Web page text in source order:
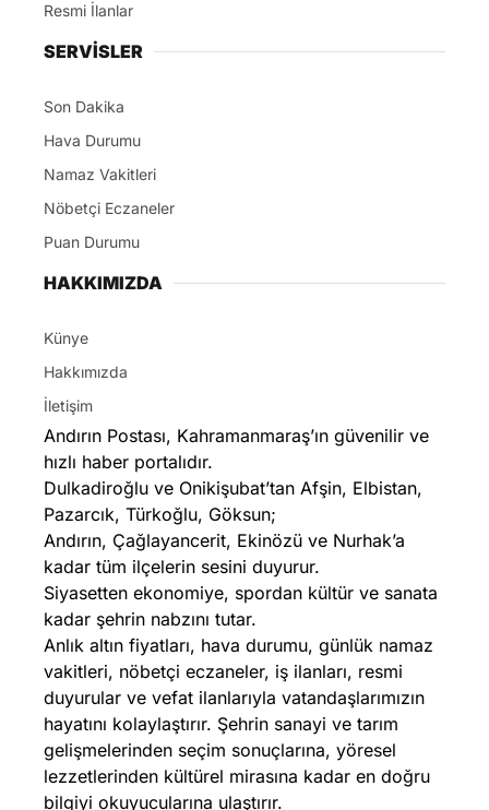
Resmi İlanlar
SERVİSLER
Son Dakika
Hava Durumu
Namaz Vakitleri
Nöbetçi Eczaneler
Puan Durumu
HAKKIMIZDA
Künye
Hakkımızda
İletişim
Andırın Postası, Kahramanmaraş’ın güvenilir ve
hızlı haber portalıdır.
Dulkadiroğlu ve Onikişubat’tan Afşin, Elbistan,
Pazarcık, Türkoğlu, Göksun;
Andırın, Çağlayancerit, Ekinözü ve Nurhak’a
kadar tüm ilçelerin sesini duyurur.
Siyasetten ekonomiye, spordan kültür ve sanata
kadar şehrin nabzını tutar.
Anlık altın fiyatları, hava durumu, günlük namaz
vakitleri, nöbetçi eczaneler, iş ilanları, resmi
duyurular ve vefat ilanlarıyla vatandaşlarımızın
hayatını kolaylaştırır. Şehrin sanayi ve tarım
gelişmelerinden seçim sonuçlarına, yöresel
lezzetlerinden kültürel mirasına kadar en doğru
bilgiyi okuyucularına ulaştırır.